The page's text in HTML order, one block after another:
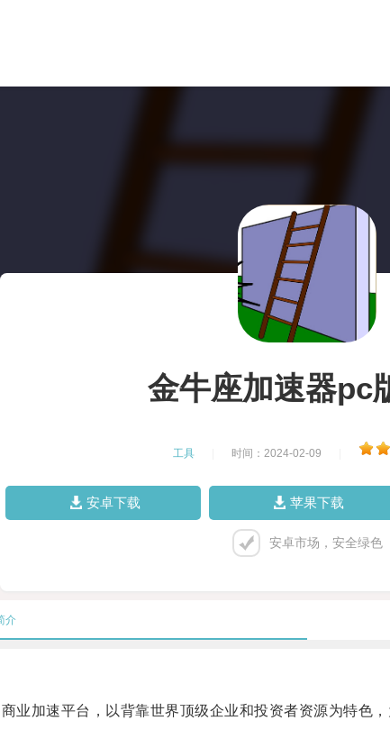
金牛座加速器pc
工具 时间：2024-02-09
安卓下载 苹果下载
安卓市场，安全绿色
介
加速平台，以背靠世界顶级企业和投资者资源为特色